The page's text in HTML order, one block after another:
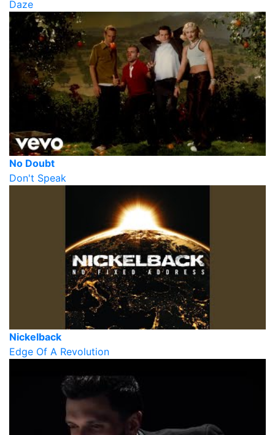
Daze
No Doubt
Don't Speak
Nickelback
Edge Of A Revolution